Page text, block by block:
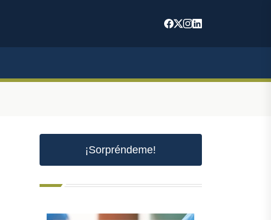
¡Sorpréndeme!